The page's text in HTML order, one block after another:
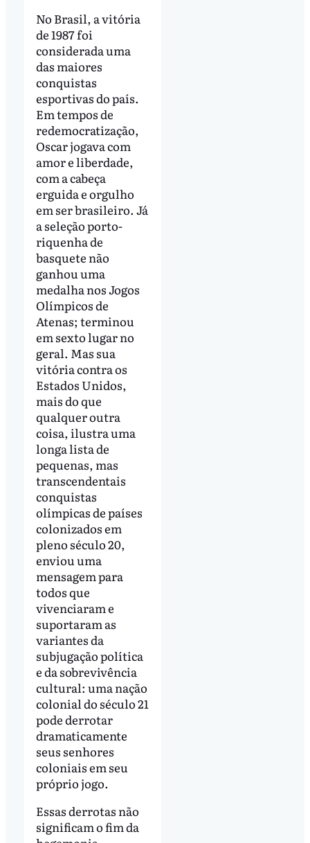
No Brasil, a vitória
de 1987 foi
considerada uma
das maiores
conquistas
esportivas do país.
Em tempos de
redemocratização,
Oscar jogava com
amor e liberdade,
com a cabeça
erguida e orgulho
em ser brasileiro. Já
a seleção porto-
riquenha de
basquete não
ganhou uma
medalha nos Jogos
Olímpicos de
Atenas; terminou
em sexto lugar no
geral. Mas sua
vitória contra os
Estados Unidos,
mais do que
qualquer outra
coisa, ilustra uma
longa lista de
pequenas, mas
transcendentais
conquistas
olímpicas de países
colonizados em
pleno século 20,
enviou uma
mensagem para
todos que
vivenciaram e
suportaram as
variantes da
subjugação política
e da sobrevivência
cultural: uma nação
colonial do século 21
pode derrotar
dramaticamente
seus senhores
coloniais em seu
próprio jogo.
Essas derrotas não
significam o fim da